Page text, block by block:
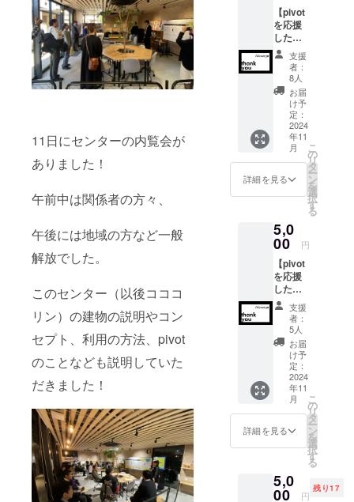
11日にセンターの内覧会が
ありました！
午前中は関係者の方々、
午後には地域の方など一般
解放でした。
このセンター（以後コココ
リン）の建物の説明やコン
セプト、利用の方法、pivot
のことなども説明していた
だきました！
【pivot
を応援
した
い！】
pivotを
応援し
てくだ
さる
方。 あ
りがと
うござ
いま
す。 感
謝の気
持ちを
込め
礼の
メッ
セージ
を送ら
せてい
ただき
ます。
※応援プ
ラン
（3000
10000
円）の
リター
ンは全
て同じ
内容に
支援
者：
8人
お届
け予
定：
2024
年11
月
詳細を見る
こ
の
リ
タ
ー
ン
を
選
択
す
る
5,0
00 円
【pivot
を応援
した
い！！
】 pivot
を応援
してく
ださる
方。 あ
りがと
うござ
いま
す。 感
謝の気
持ちを
込め
礼の
メッ
支援
者：
5人
お届
け予
定：
2024
年11
月
詳細を見る
こ
の
リ
タ
ー
ン
を
選
択
す
る
5,0
00 円
残り17